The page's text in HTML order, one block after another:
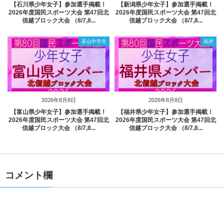
【石川県少年女子】参加選手掲載！
2026年度国民スポーツ大会 第47回北
信越ブロック大会 （8/7,8...
【新潟県少年女子】参加選手掲載！
2026年度国民スポーツ大会 第47回北
信越ブロック大会 （8/7,8...
2026年8月8日
富山中学生
【富山県少年女子】参加選手掲載！
2026年度国民スポーツ大会 第47回北
信越ブロック大会 （8/7,8...
2026年8月8日
福井
【福井県少年女子】参加選手掲載！
2026年度国民スポーツ大会 第47回北
信越ブロック大会 （8/7,8...
コメント欄